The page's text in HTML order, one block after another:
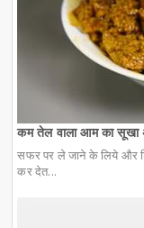
कम तेल वाला आम का सूखा
सफर पर ले जाने के लिये और
कर देत...